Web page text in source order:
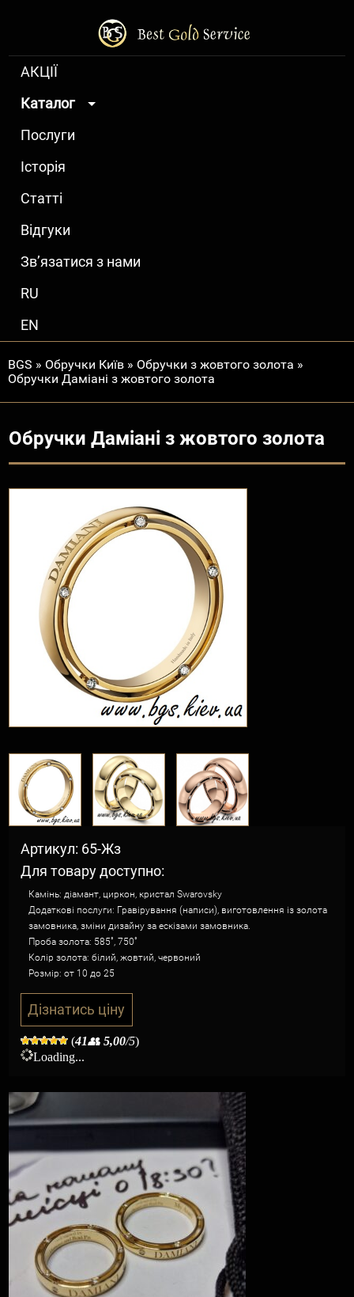
АКЦІЇ
Каталог
Послуги
Історія
Статті
Відгуки
Зв’язатися з нами
RU
EN
BGS » Обручки Київ » Обручки з жовтого золота »
Обручки Даміані з жовтого золота
Обручки Даміані з жовтого золота
Артикул: 65-Жз
Для товару доступно:
Камінь: діамант, циркон, кристал Swarovsky
Додаткові послуги: Гравірування (написи), виготовлення із золота
замовника, зміни дизайну за ескізами замовника.
Проба золота: 585˚, 750˚
Колір золота: білий, жовтий, червоний
Розмір: от 10 до 25
Дізнатись ціну
(41👥 5,00/5)
Loading...